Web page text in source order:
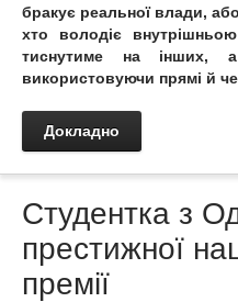
бракує реальної влади,
хто володіє
тиснутиме на інших,
використовуючи прямі й
Докладно
Студентка з
престижної
премії